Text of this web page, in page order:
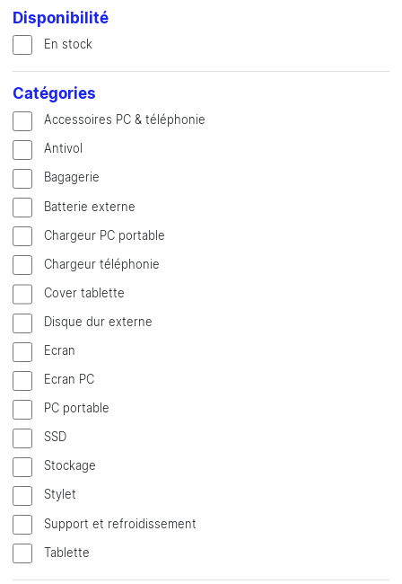
Disponibilité
En stock
Catégories
Accessoires PC & téléphonie
Antivol
Bagagerie
Batterie externe
Chargeur PC portable
Chargeur téléphonie
Cover tablette
Disque dur externe
Ecran
Ecran PC
PC portable
SSD
Stockage
Stylet
Support et refroidissement
Tablette